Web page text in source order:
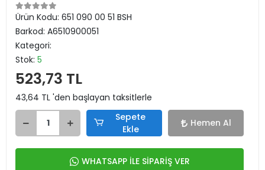
Ürün Kodu: 651 090 00 51 BSH
Barkod: A6510900051
Kategori:
Stok: 5
523,73 TL
43,64 TL 'den başlayan taksitlerle
Sepete
Ekle
Hemen Al
WHATSAPP İLE SİPARİŞ VER